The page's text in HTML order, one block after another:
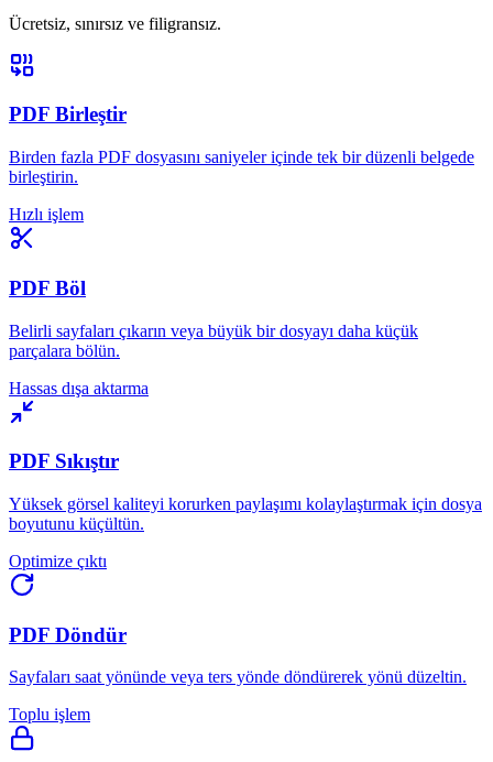
Ücretsiz, sınırsız ve filigransız.
PDF Birleştir
Birden fazla PDF dosyasını saniyeler içinde tek bir düzenli belgede
birleştirin.
Hızlı işlem
PDF Böl
Belirli sayfaları çıkarın veya büyük bir dosyayı daha küçük
parçalara bölün.
Hassas dışa aktarma
PDF Sıkıştır
Yüksek görsel kaliteyi korurken paylaşımı kolaylaştırmak için dosya
boyutunu küçültün.
Optimize çıktı
PDF Döndür
Sayfaları saat yönünde veya ters yönde döndürerek yönü düzeltin.
Toplu işlem